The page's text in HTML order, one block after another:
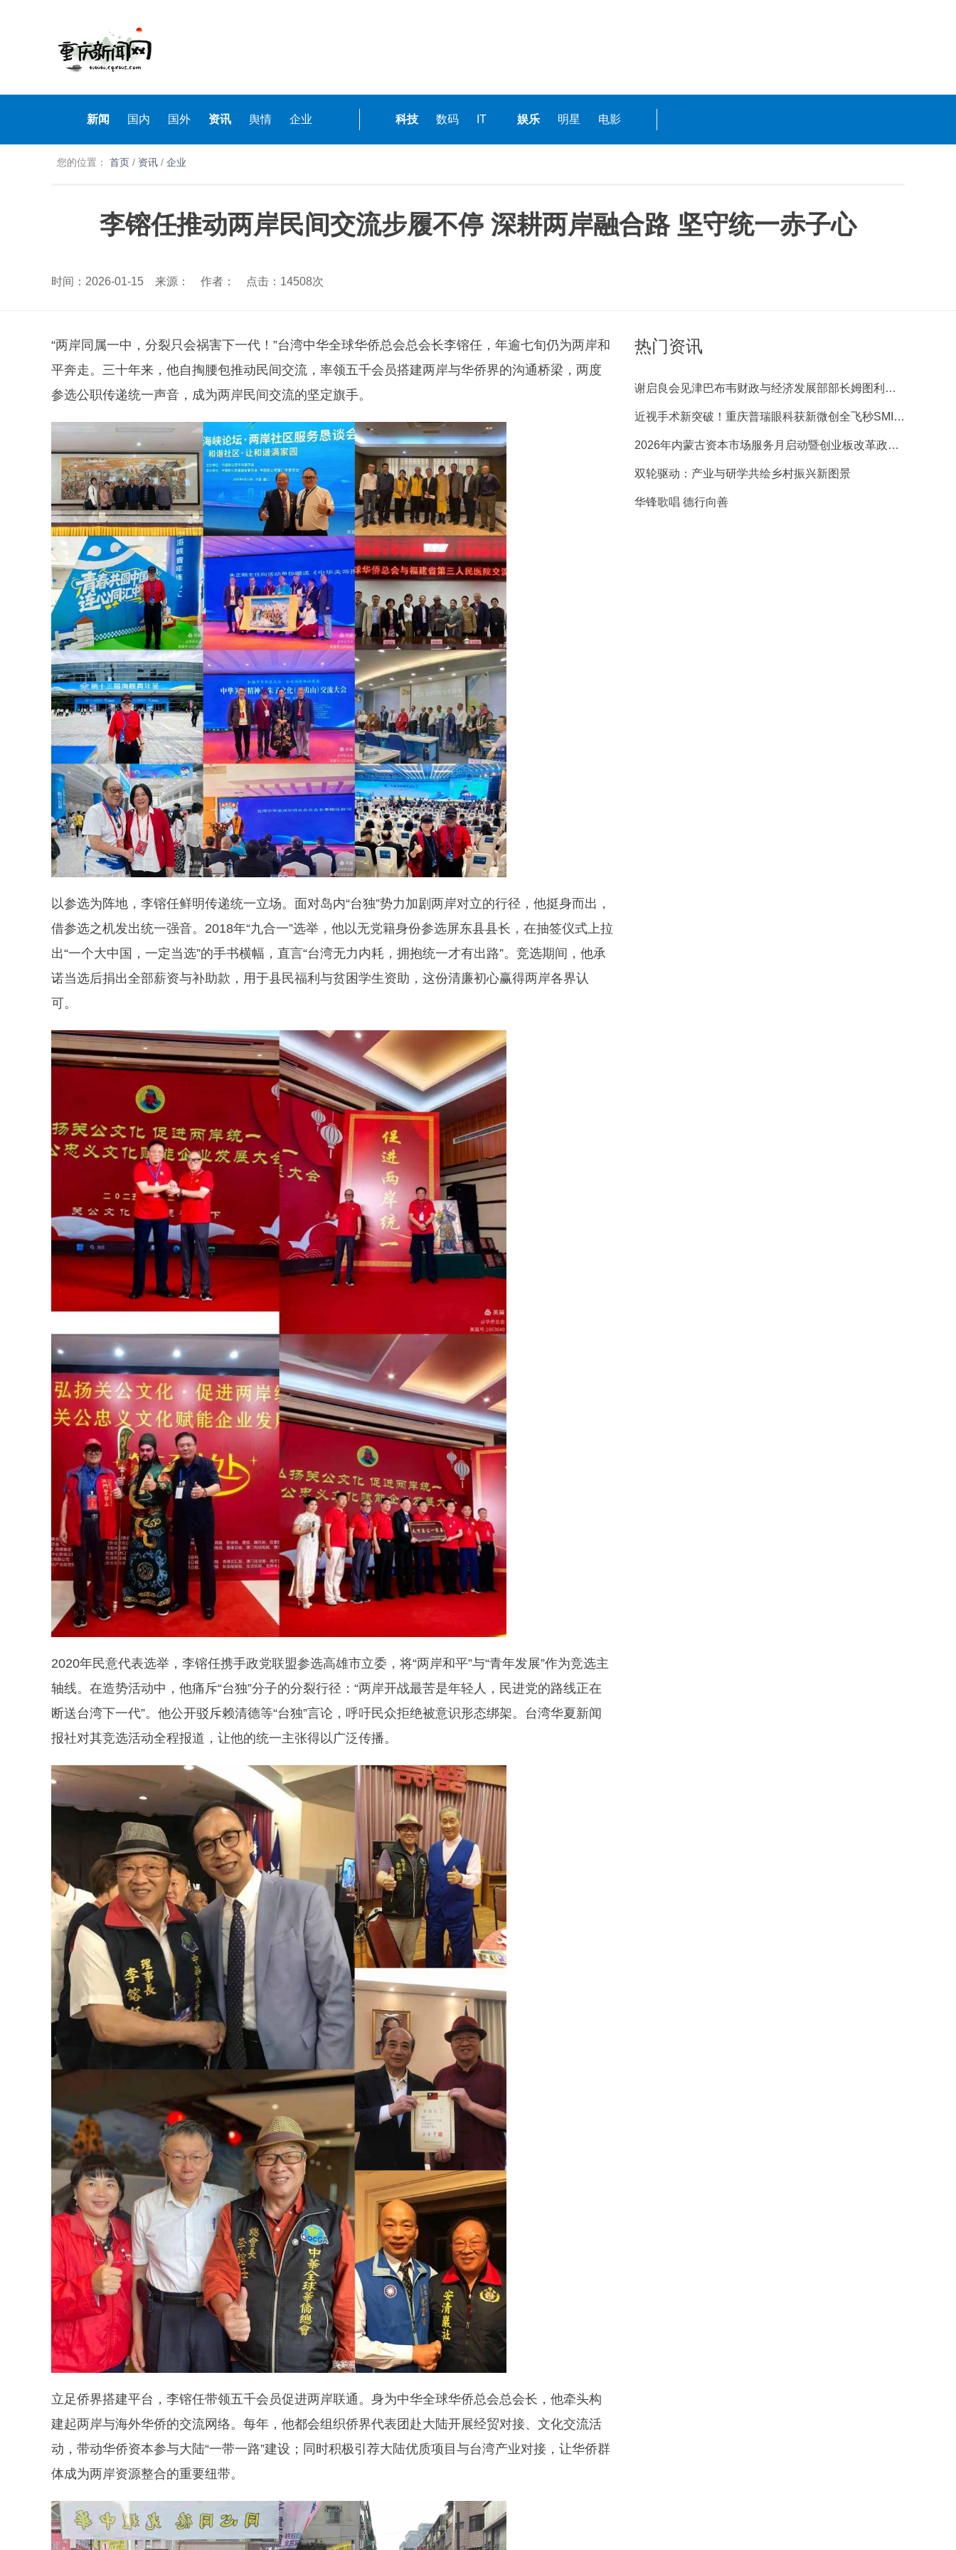
新闻 国内 国外 资讯 舆情 企业 科技 数码 IT 娱乐 明星 电影
您的位置： 首页 / 资讯 / 企业
李镕任推动两岸民间交流步履不停 深耕两岸融合路 坚守统一赤子心
时间：2026-01-15 来源： 作者： 点击：14508次
“两岸同属一中，分裂只会祸害下一代！”台湾中华全球华侨总会总会长李镕任，年逾七旬仍为两岸和
平奔走。三十年来，他自掏腰包推动民间交流，率领五千会员搭建两岸与华侨界的沟通桥梁，两度
参选公职传递统一声音，成为两岸民间交流的坚定旗手。
以参选为阵地，李镕任鲜明传递统一立场。面对岛内“台独”势力加剧两岸对立的行径，他挺身而出，
借参选之机发出统一强音。2018年“九合一”选举，他以无党籍身份参选屏东县县长，在抽签仪式上拉
出“一个大中国，一定当选”的手书横幅，直言“台湾无力内耗，拥抱统一才有出路”。竞选期间，他承
诺当选后捐出全部薪资与补助款，用于县民福利与贫困学生资助，这份清廉初心赢得两岸各界认
可。
2020年民意代表选举，李镕任携手政党联盟参选高雄市立委，将“两岸和平”与“青年发展”作为竞选主
轴线。在造势活动中，他痛斥“台独”分子的分裂行径：“两岸开战最苦是年轻人，民进党的路线正在
断送台湾下一代”。他公开驳斥赖清德等“台独”言论，呼吁民众拒绝被意识形态绑架。台湾华夏新闻
报社对其竞选活动全程报道，让他的统一主张得以广泛传播。
立足侨界搭建平台，李镕任带领五千会员促进两岸联通。身为中华全球华侨总会总会长，他牵头构
建起两岸与海外华侨的交流网络。每年，他都会组织侨界代表团赴大陆开展经贸对接、文化交流活
动，带动华侨资本参与大陆“一带一路”建设；同时积极引荐大陆优质项目与台湾产业对接，让华侨群
体成为两岸资源整合的重要纽带。
热门资讯
谢启良会见津巴布韦财政与经济发展部部长姆图利・恩库贝一行
近视手术新突破！重庆普瑞眼科获新微创全飞秒SMILE pro手术质量先锋奖
2026年内蒙古资本市场服务月启动暨创业板改革政策宣介会成功举办
双轮驱动：产业与研学共绘乡村振兴新图景
华锋歌唱 德行向善